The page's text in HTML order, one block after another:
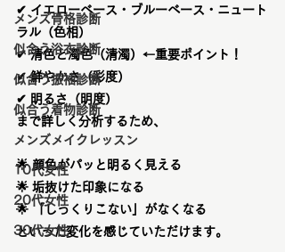
メンズ骨格診断
似合う浴衣診断
似合う振袖診断
似合う着物診断
メンズメイクレッスン
10代女性
20代女性
30代女性
✔ イエローベース・ブルーベース・ニュート
ラル（色相）
✔ 清色と濁色（清濁）←重要ポイント！
✔ 鮮やかさ（彩度）
✔ 明るさ（明度）
まで詳しく分析するため、
🌟 顔色がパッと明るく見える
🌟 垢抜けた印象になる
🌟 「しっくりこない」がなくなる
といった変化を感じていただけます。